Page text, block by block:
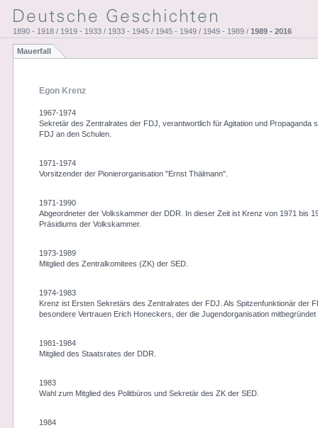
1890 - 1918 / 1919 - 1933 / 1933 - 1945 / 1945 - 1949 / 1949 - 1989 / 1989 - 2016
Mauerfall
Egon Krenz
1967-1974
Sekretär des Zentralrates der FDJ, verantwortlich für Agitation und Propaganda
FDJ an den Schulen.
1971-1974
Vorsitzender der Pionierorganisation "Ernst Thälmann".
1971-1990
Abgeordneter der Volkskammer der DDR. In dieser Zeit ist Krenz von 1971 bis
Präsidiums der Volkskammer.
1973-1989
Mitglied des Zentralkomitees (ZK) der SED.
1974-1983
Krenz ist Ersten Sekretärs des Zentralrates der FDJ. Als Spitzenfunktionär der
besondere Vertrauen Erich Honeckers, der die Jugendorganisation mitbegründet
1981-1984
Mitglied des Staatsrates der DDR.
1983
Wahl zum Mitglied des Politbüros und Sekretär des ZK der SED.
1984